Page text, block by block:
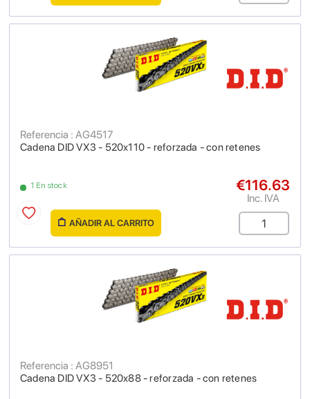
Cadena DID VX3 - 520x110 - reforzada - con retenes
Referencia : AG4517
1 En stock €116.63
Inc. IVA
AÑADIR AL CARRITO
Cadena DID VX3 - 520x88 - reforzada - con retenes
Referencia : AG8951